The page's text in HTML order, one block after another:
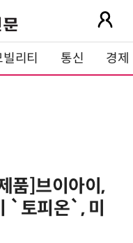
빌리티 통신 경제
품]브이아이,
`토피온`, 미